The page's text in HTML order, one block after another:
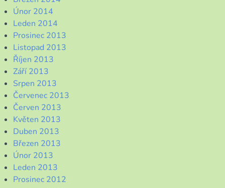
Únor 2014
Leden 2014
Prosinec 2013
Listopad 2013
Říjen 2013
Září 2013
Srpen 2013
Červenec 2013
Červen 2013
Květen 2013
Duben 2013
Březen 2013
Únor 2013
Leden 2013
Prosinec 2012